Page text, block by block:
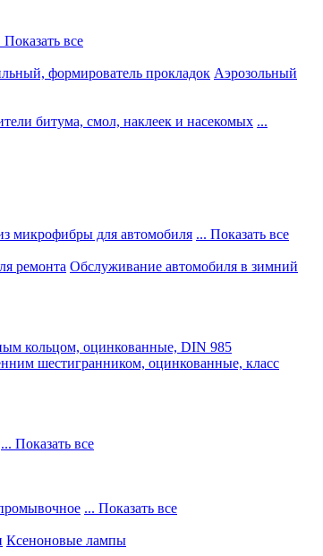
Показать все
формирователь прокладок Аэрозольный
битума, смол, наклеек и насекомых ...
микрофибры для автомобиля ... Показать все
ремонта Обслуживание автомобиля в зимний
кольцом, оцинкованные, DIN 985
шестигранником, оцинкованные, класс
... Показать все
... Показать все
Ксеноновые лампы